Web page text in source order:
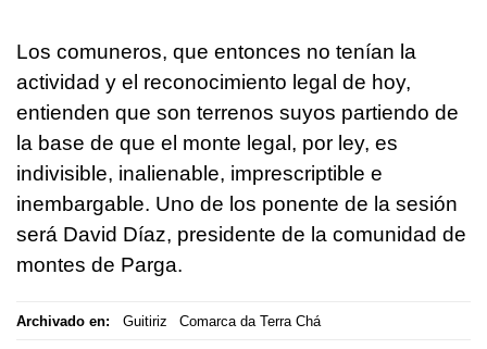
Los comuneros, que entonces no tenían la
actividad y el reconocimiento legal de hoy,
entienden que son terrenos suyos partiendo de
la base de que el monte legal, por ley, es
indivisible, inalienable, imprescriptible e
inembargable. Uno de los ponente de la sesión
será David Díaz, presidente de la comunidad de
montes de Parga.
Archivado en: Guitiriz Comarca da Terra Chá